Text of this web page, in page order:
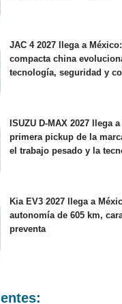
JAC 4 2027 llega a
compacta china
tecnología, seguridad y
ISUZU D-MAX 2027 llega
primera pickup de la
el trabajo pesado y la
Kia EV3 2027 llega a
autonomía de 605 km,
preventa